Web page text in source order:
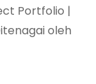
Portfolio |
oleh